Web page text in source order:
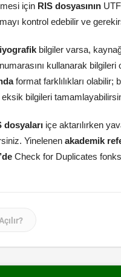
için RIS dosyasının
kontrol edebilir ve
bilgiler varsa,
kullanarak bilgileri
format farklılıkları olabilir;
bilgileri
dosyaları içe aktarılırken
Yinelenen akademik
Check for Duplicates